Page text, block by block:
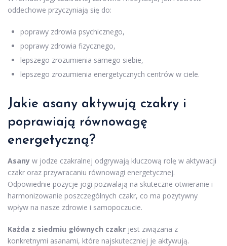
oddechowe przyczyniają się do:
poprawy zdrowia psychicznego,
poprawy zdrowia fizycznego,
lepszego zrozumienia samego siebie,
lepszego zrozumienia energetycznych centrów w ciele.
Jakie asany aktywują czakry i
poprawiają równowagę
energetyczną?
Asany w jodze czakralnej odgrywają kluczową rolę w aktywacji
czakr oraz przywracaniu równowagi energetycznej.
Odpowiednie pozycje jogi pozwalają na skuteczne otwieranie i
harmonizowanie poszczególnych czakr, co ma pozytywny
wpływ na nasze zdrowie i samopoczucie.
Każda z siedmiu głównych czakr jest związana z
konkretnymi asanami, które najskuteczniej je aktywują.